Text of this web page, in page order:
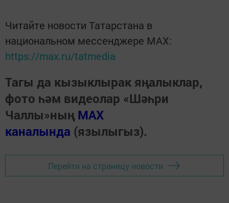
Читайте новости Татарстана в
национальном мессенджере MАХ:
https://max.ru/tatmedia
Тагы да кызыклырак яңалыклар,
фото һәм видеолар «Шәһри
Чаллы»ның MAX
каналында (язылыгыз).
Перейти на страницу новости